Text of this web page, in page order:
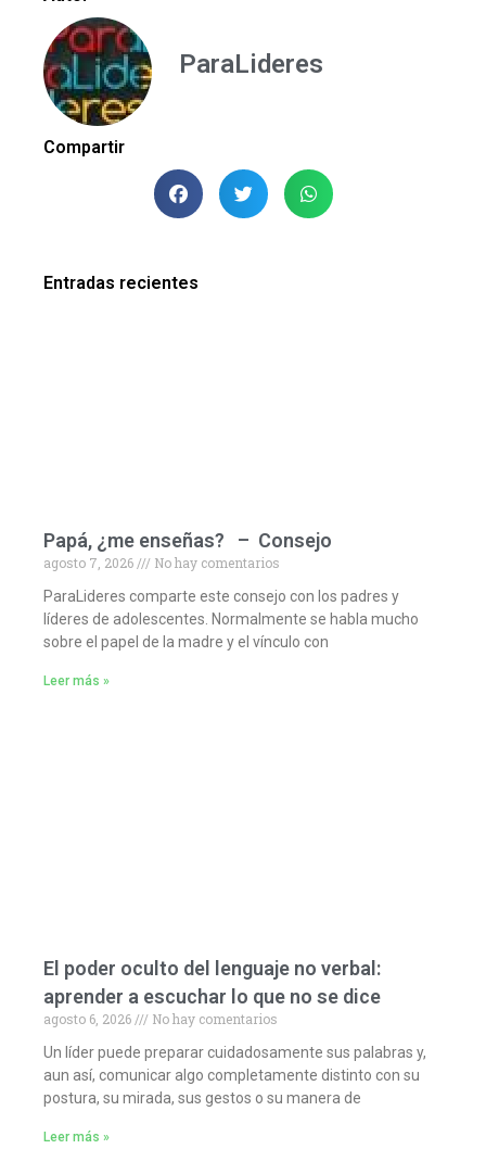
ParaLideres
Compartir
Entradas recientes
Papá, ¿me enseñas? – Consejo
agosto 7, 2026
No hay comentarios
ParaLideres comparte este consejo con los padres y
líderes de adolescentes. Normalmente se habla mucho
sobre el papel de la madre y el vínculo con
Leer más »
El poder oculto del lenguaje no verbal:
aprender a escuchar lo que no se dice
agosto 6, 2026
No hay comentarios
Un líder puede preparar cuidadosamente sus palabras y,
aun así, comunicar algo completamente distinto con su
postura, su mirada, sus gestos o su manera de
Leer más »